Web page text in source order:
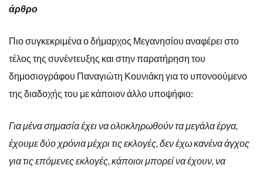
άρθρο
Πιο συγκεκριμένα ο δήμαρχος Μεγανησίου αναφέρει στο
τέλος της συνέντευξης και στην παρατήρηση του
δημοσιογράφου Παναγιώτη Κουνιάκη για το υπονοούμενο
της διαδοχής του με κάποιον άλλο υποψήφιο:
Για μένα σημασία έχει να ολοκληρωθούν τα μεγάλα έργα,
έχουμε δύο χρόνια μέχρι τις εκλογές, δεν έχω κανένα άγχος
για τις επόμενες εκλογές, κάποιοι μπορεί να έχουν, να